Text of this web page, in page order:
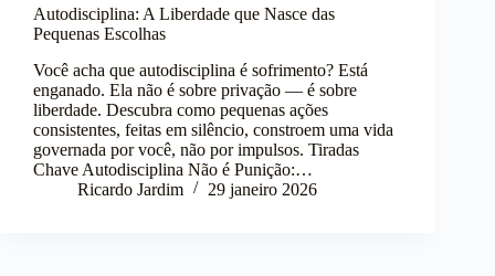
Autodisciplina: A Liberdade que Nasce das
Pequenas Escolhas
Você acha que autodisciplina é sofrimento? Está
enganado. Ela não é sobre privação — é sobre
liberdade. Descubra como pequenas ações
consistentes, feitas em silêncio, constroem uma vida
governada por você, não por impulsos. Tiradas
Chave Autodisciplina Não é Punição:…
Ricardo Jardim
29 janeiro 2026